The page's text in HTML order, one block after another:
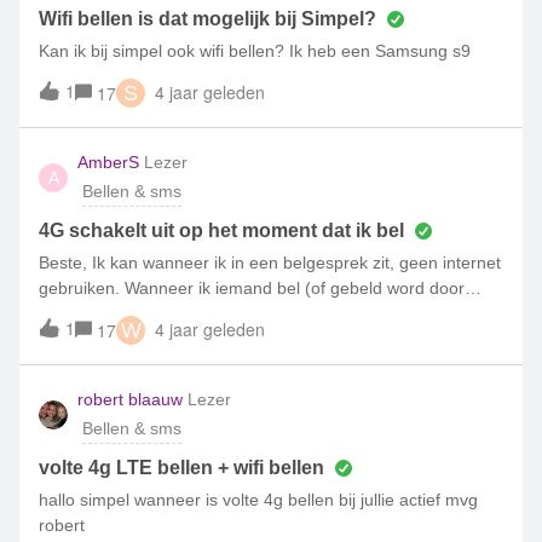
beller is? Ik heb al mijn wachtwoorden al veranderd en zelfs
mijn wifi uitgezet. Ik weet niet goed wat ik het beste kan
gehackt? Of zou het ook een gewoon nummer kunnen zijn?
Wifi bellen is dat mogelijk bij Simpel?
Kan ik bij simpel ook wifi bellen? Ik heb een Samsung s9
1 17 S 4 jaar geleden
A
AmberS Lezer
Bellen & sms
4G schakelt uit op het moment dat ik bel
Beste, Ik kan wanneer ik in een belgesprek zit, geen internet
gebruiken. Wanneer ik iemand bel (of gebeld word door
iemand), valt meteen het 4G icoontje weg en kan ik geen
gebruik van internet maken. Hoe kan dit? Ik heb een iPhone
XR en een Simpel Abonnement.
1 17 W 4 jaar geleden
robert blaauw Lezer
Bellen & sms
volte 4g LTE bellen + wifi bellen
hallo simpel wanneer is volte 4g bellen bij jullie actief mvg
robert